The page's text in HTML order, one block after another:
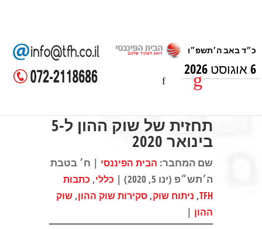
6 אוגוסט 2026
תחזית של שוק ההון ל-5
בינואר 2020
שם המחבר: הבית הפיננסי | ח׳ בטבת
ה׳תש״פ (ינו 5, 2020) |
כללי, כתבות
TFH
, ניתוח שוק, סקירות שוק ההון, שוק
ההון |